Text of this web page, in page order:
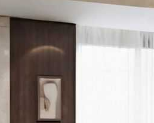
В День. Врач Рассказала,
Стоит Отказываться От
Отделка И Черновая Отделка